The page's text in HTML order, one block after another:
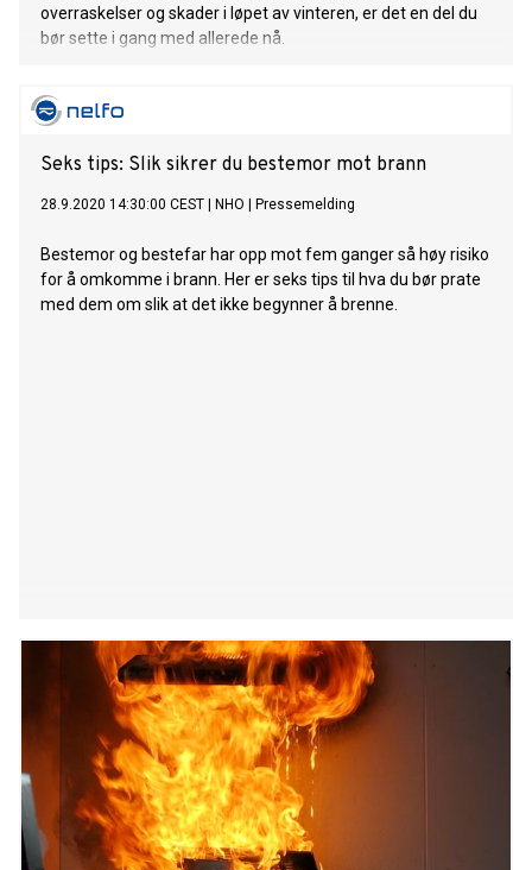
overraskelser og skader i løpet av vinteren, er det en del du
bør sette i gang med allerede nå.
Seks tips: Slik sikrer du bestemor mot brann
28.9.2020 14:30:00 CEST NHO Pressemelding
Bestemor og bestefar har opp mot fem ganger så høy risiko
for å omkomme i brann. Her er seks tips til hva du bør prate
med dem om slik at det ikke begynner å brenne.